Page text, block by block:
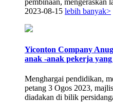
2023-08-15 lebih banyak>
Yiconton Company
anak -anak pekerja
Menghargai pendidikan,
petang 3 Ogos 2023,
diadakan di bilik